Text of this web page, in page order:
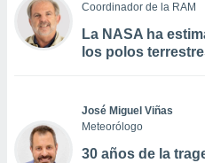
Coordinador de la RAM
La NASA ha
los polos
José Miguel Viñas
Meteorólogo
30 años de la